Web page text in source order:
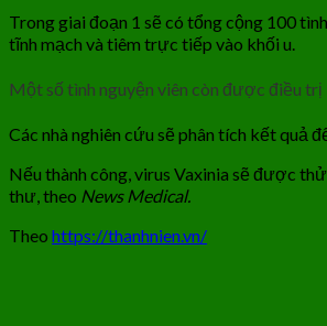
Trong giai đoạn 1 sẽ có tổng cộng 100
tĩnh mạch và tiêm trực tiếp vào khối u.
Một số tình nguyện viên còn được điều
Các nhà nghiên cứu sẽ phân tích kết quả
Nếu thành công, virus Vaxinia sẽ được
thư, theo News Medical.
Theo https://thanhnien.vn/